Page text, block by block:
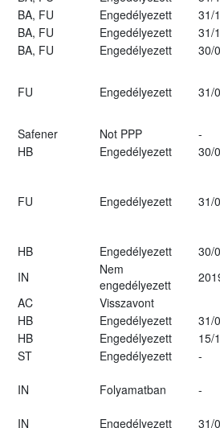
BA, FU Engedélyezett
31/
BA, FU Engedélyezett
31/
BA, FU Engedélyezett
30/
FU Engedélyezett 31/
Safener Not PPP
-
HB Engedélyezett
30/
FU Engedélyezett 31/
HB Engedélyezett
30/
IN
Nem
engedélyezett
AC
Visszavont
HB Engedélyezett
31/
HB Engedélyezett
15/
ST Engedélyezett
-
IN Folyamatban -
IN Engedélyezett 31/